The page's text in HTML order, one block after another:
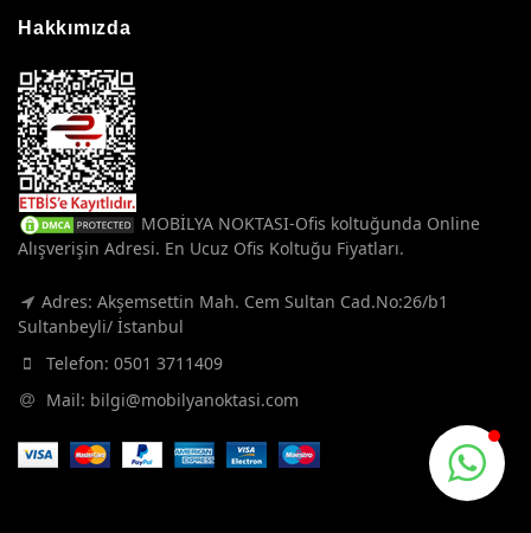
Hakkımızda
MOBİLYA NOKTASI-Ofis koltuğunda Online
Alışverişin Adresi. En Ucuz Ofis Koltuğu Fiyatları.
Adres: Akşemsettin Mah. Cem Sultan Cad.No:26/b1
Sultanbeyli/ İstanbul
Telefon: 0501 3711409
Mail: bilgi@mobilyanoktasi.com